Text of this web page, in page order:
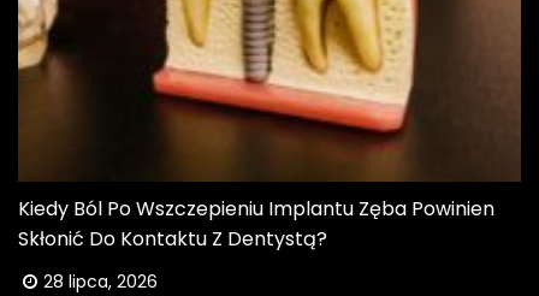
Kiedy Ból Po Wszczepieniu Implantu Zęba Powinien
Skłonić Do Kontaktu Z Dentystą?
28 lipca, 2026